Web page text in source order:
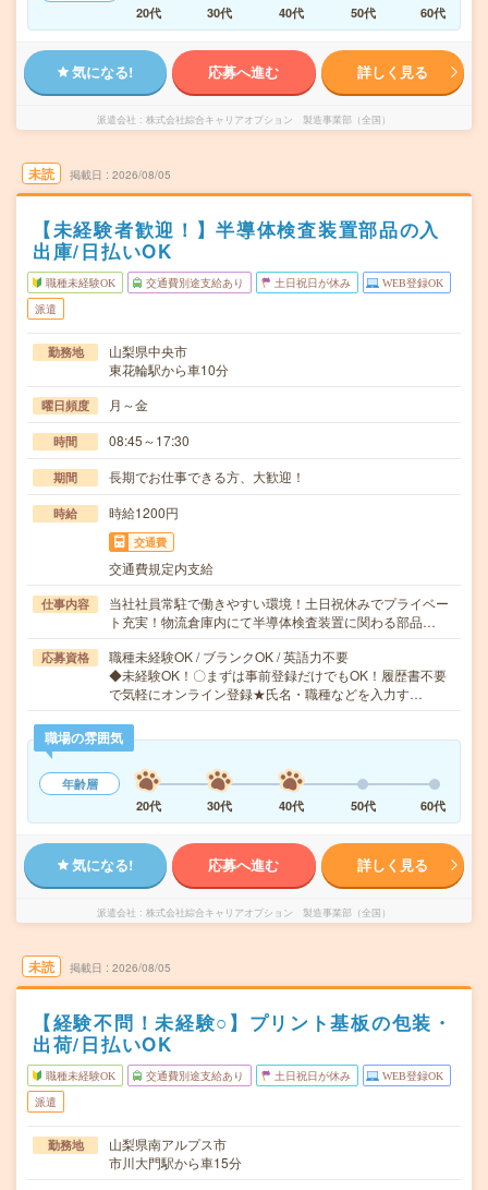
20代
30代 40代 50代 60代
気になる! 応募へ進む 詳しく見る
派遣会社 株式会社綜合キャリアオプション 製造事業部（全国）
未読 掲載日 2026/08/05
【未経験者歓迎！】半導体検査装置部品の入
出庫/日払いOK
職種未経験OK 交通費別途支給あり 土日祝日が休み WEB登録OK
派遣
勤務地
山梨県中央市
東花輪駅から車10分
曜日頻度 月～金
時間 08:45～17:30
期間 長期でお仕事できる方、大歓迎！
時給 時給1200円
交通費
交通費規定内支給
仕事内容
当社社員常駐で働きやすい環境！土日祝休みでプライベー
ト充実！物流倉庫内にて半導体検査装置に関わる部品…
応募資格
職種未経験OK / ブランクOK / 英語力不要
◆未経験OK！〇まずは事前登録だけでもOK！履歴書不要
で気軽にオンライン登録★氏名・職種などを入力す…
職場の雰囲気
年齢層
20代
30代 40代 50代 60代
気になる! 応募へ進む 詳しく見る
派遣会社 株式会社綜合キャリアオプション 製造事業部（全国）
未読 掲載日 2026/08/05
【経験不問！未経験○】プリント基板の包装・
出荷/日払いOK
職種未経験OK 交通費別途支給あり 土日祝日が休み WEB登録OK
派遣
勤務地
山梨県南アルプス市
市川大門駅から車15分